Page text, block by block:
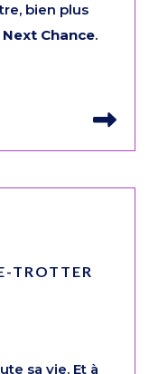
bien plus
Next Chance.
TROTTER
sa vie. Et à